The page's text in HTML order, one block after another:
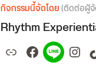
กิจกรรมนี้จัดโดย(ติดต่อผู้จั
Rhythm
LinkFacebook
Spotify